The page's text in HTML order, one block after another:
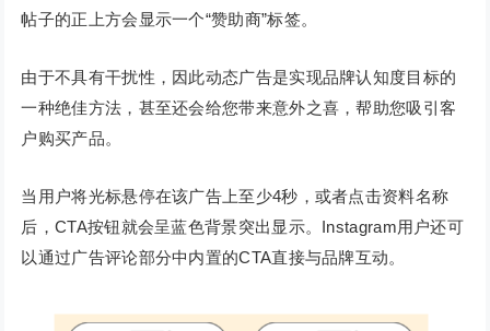
帖子的正上方会显示一个“赞助商”标签。
由于不具有干扰性，因此动态广告是实现品牌认知度目标的
一种绝佳方法，甚至还会给您带来意外之喜，帮助您吸引客
户购买产品。
当用户将光标悬停在该广告上至少4秒，或者点击资料名称
后，CTA按钮就会呈蓝色背景突出显示。Instagram用户还可
以通过广告评论部分中内置的CTA直接与品牌互动。